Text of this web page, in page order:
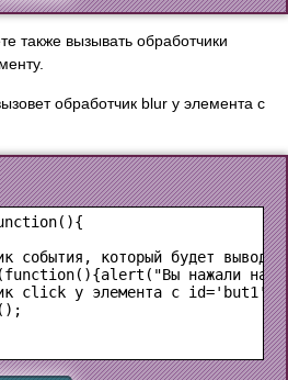
вызывать обработчики
обработчик blur у элемента с
события, который будет
нажали на
click у элемента с id='but1'